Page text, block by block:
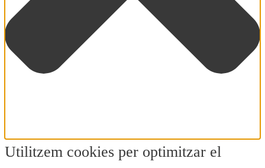
Utilitzem cookies per optimitzar el